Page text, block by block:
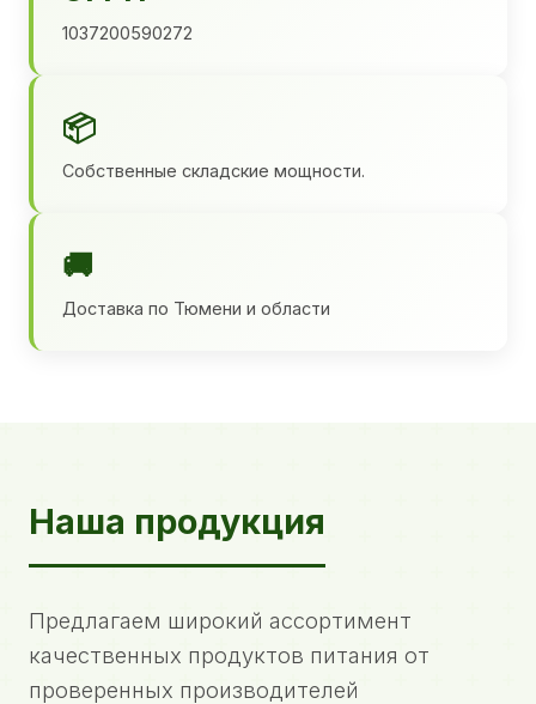
1037200590272
📦
Собственные складские мощности.
🚚
Доставка по Тюмени и области
Наша продукция
Предлагаем широкий ассортимент
качественных продуктов питания от
проверенных производителей